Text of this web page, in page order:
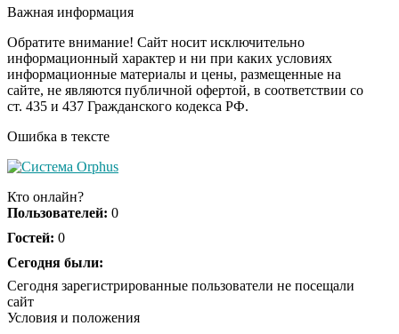
смеяться вы будете
i
Королева вагона
отожгла! Видео не
оставит равнодушным
США — Южной
Patriot и THAAD»
Экс-бойфренд дочери
из-за макарон
Важная информация
Обратите внимание! Сайт носит исключительно
информационный характер и ни при каких условиях
информационные материалы и цены, размещенные на
сайте, не являются публичной офертой, в соответствии со
ст. 435 и 437 Гражданского кодекса РФ.
Ошибка в тексте
Кто онлайн?
Пользователей: 0
Гостей: 0
Сегодня были:
Сегодня зарегистрированные пользователи не посещали
сайт
Условия и положения